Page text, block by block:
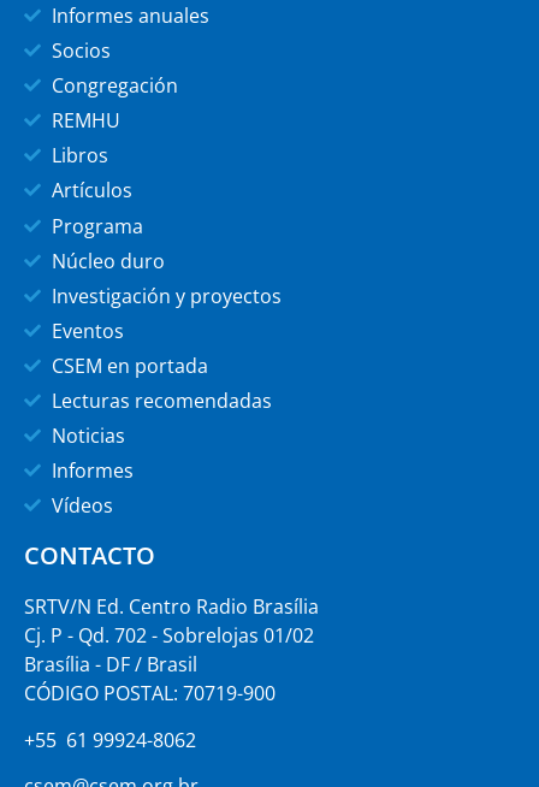
Informes anuales
Socios
Congregación
REMHU
Libros
Artículos
Programa
Núcleo duro
Investigación y proyectos
Eventos
CSEM en portada
Lecturas recomendadas
Noticias
Informes
Vídeos
CONTACTO
SRTV/N Ed. Centro Radio Brasília
Cj. P - Qd. 702 - Sobrelojas 01/02
Brasília - DF / Brasil
CÓDIGO POSTAL: 70719-900
+55 61 99924-8062